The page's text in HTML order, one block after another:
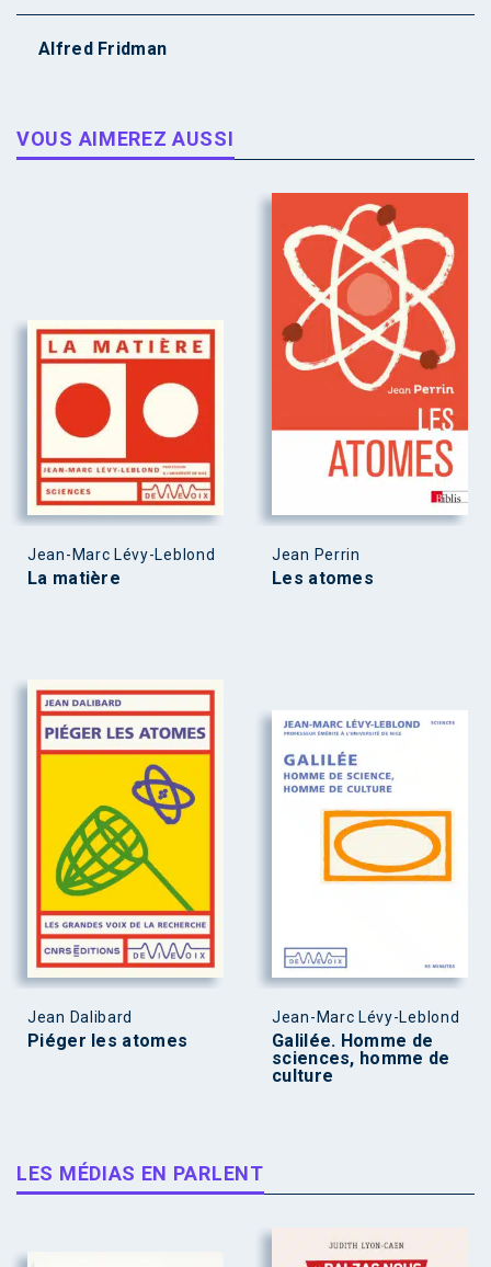
Alfred Fridman
VOUS AIMEREZ AUSSI
Jean-Marc Lévy-Leblond
La matière
Jean Perrin
Les atomes
Jean Dalibard
Piéger les atomes
Jean-Marc Lévy-Leblond
Galilée. Homme de
sciences, homme de
culture
LES MÉDIAS EN PARLENT